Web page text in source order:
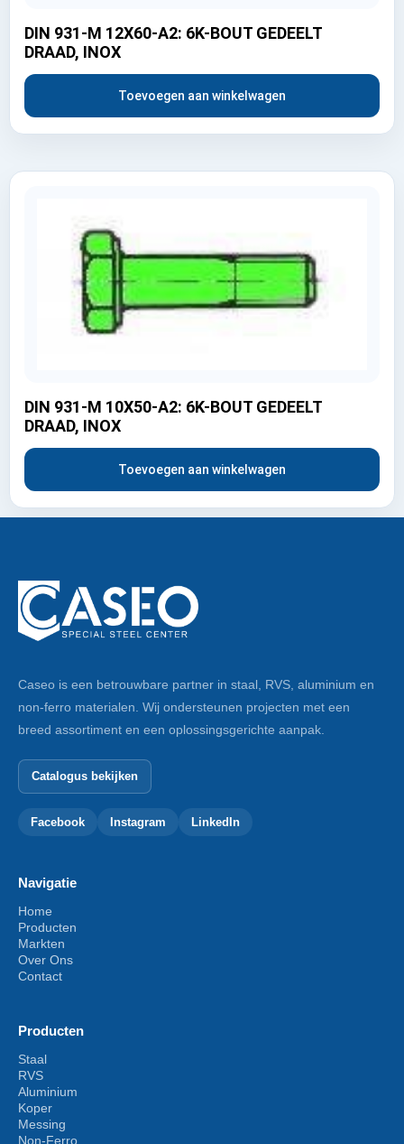
DIN 931-M 12X60-A2: 6K-BOUT GEDEELT
DRAAD, INOX
Toevoegen aan winkelwagen
DIN 931-M 10X50-A2: 6K-BOUT GEDEELT
DRAAD, INOX
Toevoegen aan winkelwagen
Caseo is een betrouwbare partner in staal, RVS, aluminium en
non-ferro materialen. Wij ondersteunen projecten met een
breed assortiment en een oplossingsgerichte aanpak.
Catalogus bekijken
Facebook Instagram LinkedIn
Navigatie
Home
Producten
Markten
Over Ons
Contact
Producten
Staal
RVS
Aluminium
Koper
Messing
Non-Ferro